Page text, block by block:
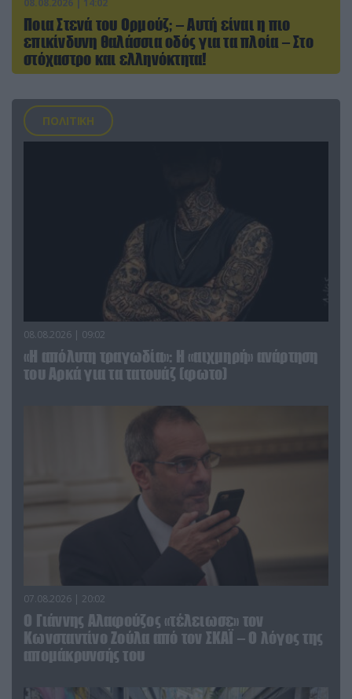
08.08.2026 | 14:02
Ποια Στενά του Ορμούζ; – Αυτή είναι η πιο
επικίνδυνη θαλάσσια οδός για τα πλοία – Στο
στόχαστρο και ελληνόκτητα!
ΠΟΛΙΤΙΚΗ
08.08.2026 | 09:02
«Η απόλυτη τραγωδία»: Η «αιχμηρή» ανάρτηση
του Αρκά για τα τατουάζ (φωτο)
07.08.2026 | 20:02
Ο Γιάννης Αλαφούζος «τέλειωσε» τον
Κωνσταντίνο Ζούλα από τον ΣΚΑΪ – Ο λόγος της
απομάκρυνσής του